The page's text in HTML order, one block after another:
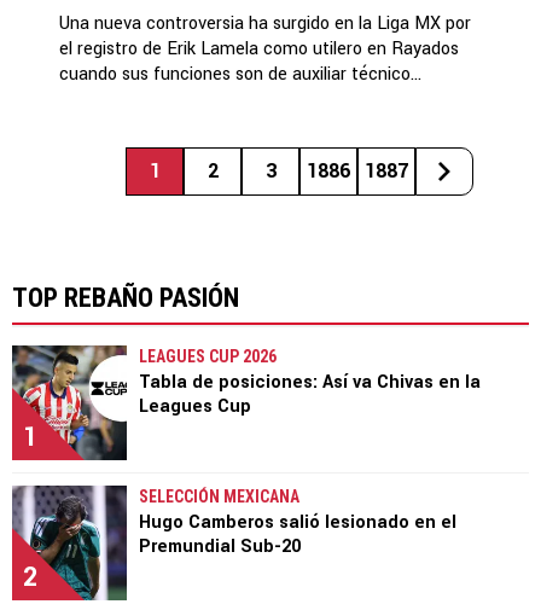
Una nueva controversia ha surgido en la Liga MX por
el registro de Erik Lamela como utilero en Rayados
cuando sus funciones son de auxiliar técnico...
1 2 3 1886 1887
TOP REBAÑO PASIÓN
1
LEAGUES CUP 2026
Tabla de posiciones: Así va Chivas en la
Leagues Cup
2
SELECCIÓN MEXICANA
Hugo Camberos salió lesionado en el
Premundial Sub-20